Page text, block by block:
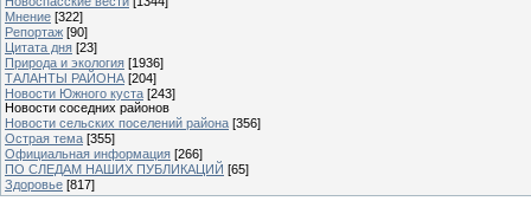
Мнение [322]
Репортаж [90]
Цитата дня [23]
Природа и экология [1936]
ТАЛАНТЫ РАЙОНА [204]
Новости Южного куста [243]
Новости соседних районов
Новости сельских поселений района [356]
Острая тема [355]
Официальная информация [266]
ПО СЛЕДАМ НАШИХ ПУБЛИКАЦИЙ [65]
Здоровье [817]